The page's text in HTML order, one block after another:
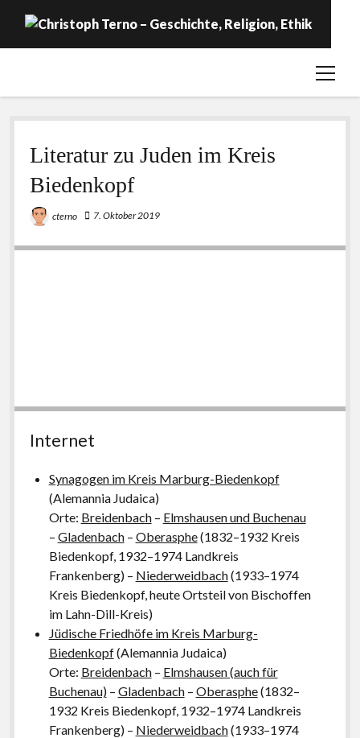
open
Religion
Ethik
Labor
Literatur zu Juden im Kreis
Biedenkopf
cterno 7. Oktober 2019
Internet
Synagogen im Kreis Marburg-Biedenkopf
(Alemannia Judaica)
Orte: Breidenbach– Elmshausen und Buchenau
– Gladenbach– Oberasphe(1832–1932 Kreis
Biedenkopf, 1932–1974 Landkreis
Frankenberg) – Niederweidbach(1933–1974
Kreis Biedenkopf, heute Ortsteil von Bischoffen
im Lahn-Dill-Kreis)
Jüdische Friedhöfe im Kreis Marburg-
Biedenkopf(Alemannia Judaica)
Orte: Breidenbach– Elmshausen (auch für
Buchenau)– Gladenbach– Oberasphe(1832–
1932 Kreis Biedenkopf, 1932–1974 Landkreis
Frankenberg) – Niederweidbach(1933–1974